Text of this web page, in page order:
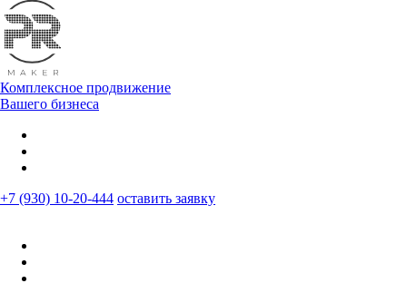
Комплексное продвижение
Вашего бизнеса
+7 (930) 10-20-444 оставить заявку